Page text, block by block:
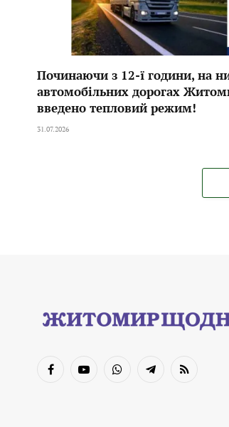
Починаючи з 12-ї години, на
автомобільних дорогах
введено тепловий режим!
31.07.2026
FacebookYouTubeWhatsAppTelegramRSS